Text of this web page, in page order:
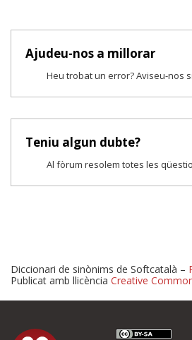
Ajudeu-nos a millorar
Heu trobat un error? Aviseu-nos
Teniu algun dubte?
Al fòrum resolem totes les
Proposeu-
Diccionari de sinònims de Softcatalà –
Publicat amb llicència Creative